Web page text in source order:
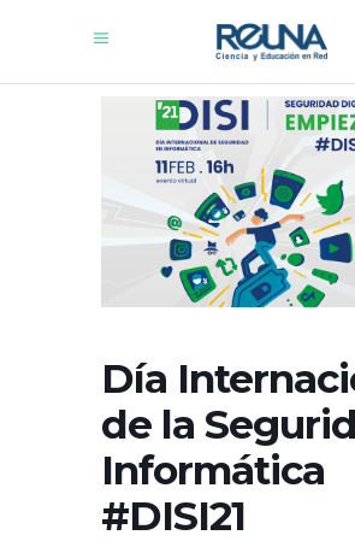
Día
de la
Informática
#DISI21